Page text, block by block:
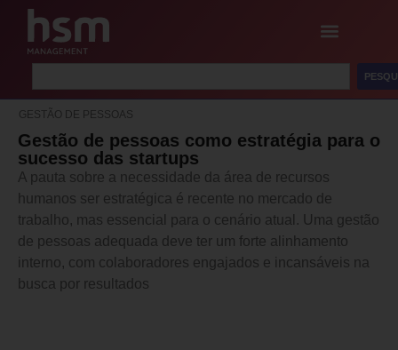
GESTÃO DE PESSOAS
Gestão de pessoas como estratégia para o
sucesso das startups
A pauta sobre a necessidade da área de recursos
humanos ser estratégica é recente no mercado de
trabalho, mas essencial para o cenário atual. Uma gestão
de pessoas adequada deve ter um forte alinhamento
interno, com colaboradores engajados e incansáveis na
busca por resultados